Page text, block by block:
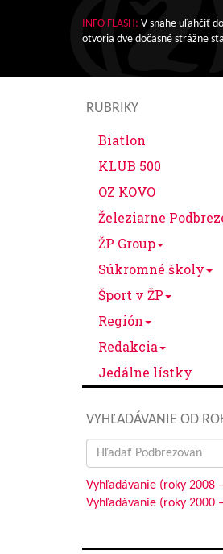
INFO FLASH: V snahe uľahčiť
otvoria dve dočasné strážne
RUBRIKY
Biatlon
KLUB 500
OZ KOVO
Železiarne
ŽP Group
Súkromné školy
Šport v ŽP
Región
Redakcia
Jedálne lístky
VYHĽADÁVANIE OD
Search
for:
Vyhľadávanie (roky 2008
Vyhľadávanie (roky 2000